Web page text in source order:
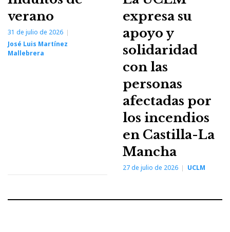
verano
31 de julio de 2026
José Luis Martínez
Mallebrera
expresa su
apoyo y
solidaridad
con las
personas
afectadas por
los incendios
en Castilla-La
Mancha
27 de julio de 2026 UCLM